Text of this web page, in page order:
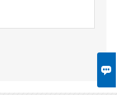
